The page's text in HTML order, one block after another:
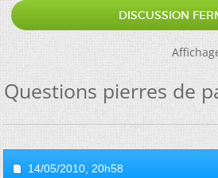
DISCUSSION
Questions pierres de
14/05/2010, 20h58